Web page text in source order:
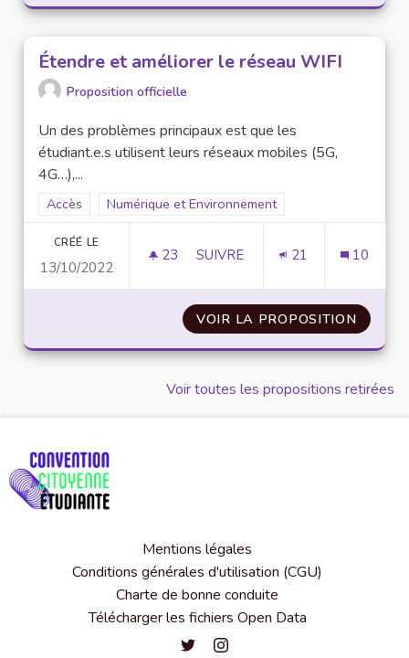
Étendre et améliorer le réseau WIFI
Proposition officielle
Un des problèmes principaux est que les
étudiant.e.s utilisent leurs réseaux mobiles (5G,
4G…),...
Filtrer les résultats de la catégorie : Accès
Accès Filtrer les résultats pour le secteur : Numérique et
Numérique et Environnement
CRÉÉ LE
13/10/2022
23 23 ABONNÉS
SUIVRE 21 10
VOIR LA PROPOSITION
Voir toutes les propositions retirées
Mentions légales
Conditions générales d'utilisation (CGU)
Charte de bonne conduite
Télécharger les fichiers Open Data
Convention citoyenne étudiante
Convention citoyenne